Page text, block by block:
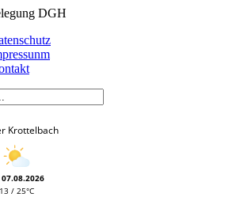
DGH
Krottelbach
13 / 25°C